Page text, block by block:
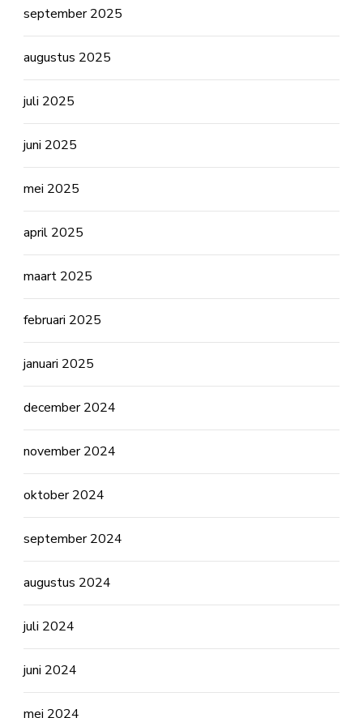
september 2025
augustus 2025
juli 2025
juni 2025
mei 2025
april 2025
maart 2025
februari 2025
januari 2025
december 2024
november 2024
oktober 2024
september 2024
augustus 2024
juli 2024
juni 2024
mei 2024